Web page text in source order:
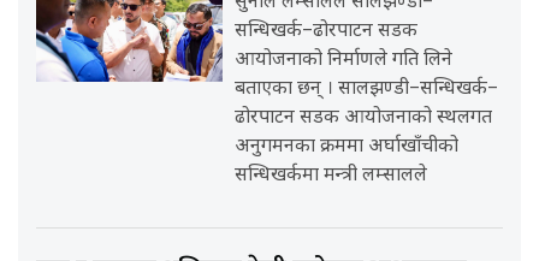
सन्धिखर्क–ढोरपाटन सडक
आयोजनाको निर्माणले गति लिने
बताएका छन् । सालझण्डी–सन्धिखर्क–
ढोरपाटन सडक आयोजनाको स्थलगत
अनुगमनका क्रममा अर्घाखाँचीको
सन्धिखर्कमा मन्त्री लम्सालले